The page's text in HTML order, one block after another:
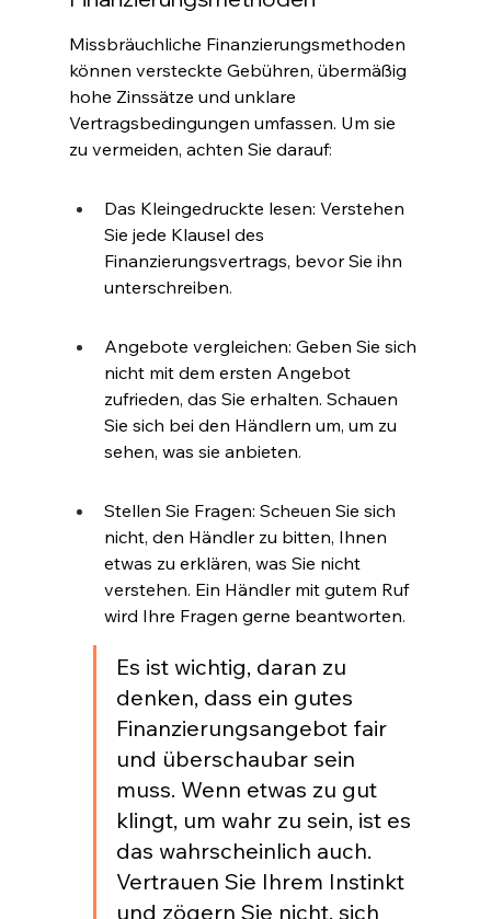
Missbräuchliche Finanzierungsmethoden
können versteckte Gebühren, übermäßig
hohe Zinssätze und unklare
Vertragsbedingungen umfassen. Um sie
zu vermeiden, achten Sie darauf:
Das Kleingedruckte lesen: Verstehen
Sie jede Klausel des
Finanzierungsvertrags, bevor Sie ihn
unterschreiben.
Angebote vergleichen: Geben Sie sich
nicht mit dem ersten Angebot
zufrieden, das Sie erhalten. Schauen
Sie sich bei den Händlern um, um zu
sehen, was sie anbieten.
Stellen Sie Fragen: Scheuen Sie sich
nicht, den Händler zu bitten, Ihnen
etwas zu erklären, was Sie nicht
verstehen. Ein Händler mit gutem Ruf
wird Ihre Fragen gerne beantworten.
Es ist wichtig, daran zu
denken, dass ein gutes
Finanzierungsangebot fair
und überschaubar sein
muss. Wenn etwas zu gut
klingt, um wahr zu sein, ist es
das wahrscheinlich auch.
Vertrauen Sie Ihrem Instinkt
und zögern Sie nicht, sich